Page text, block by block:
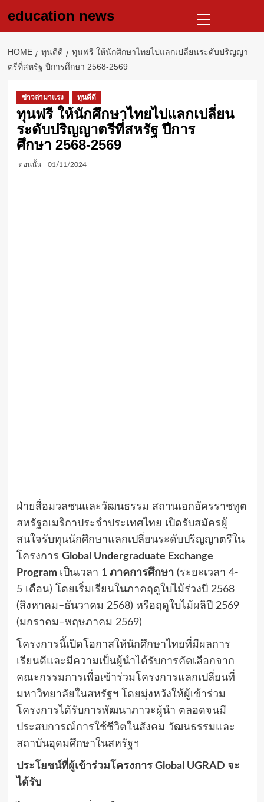
education news
Menu
HOME ทุนดีดี
ทุนฟรี ให้นักศึกษาไทยไปแลกเปลี่ยนระดับปริญญา
ตรีที่สหรัฐ ปีการศึกษา 2568-2569
ข่าวล่ามาแรง ทุนดีดี
ทุนฟรี ให้นักศึกษาไทยไปแลกเปลี่ยน
ระดับปริญญาตรีที่สหรัฐ ปีการ
ศึกษา 2568-2569
ตอนนั้น 01/11/2024
ฝ่ายสื่อมวลชนและวัฒนธรรม สถานเอกอัครราชทูต
สหรัฐอเมริกาประจำประเทศไทย เปิดรับสมัครผู้
สนใจรับทุนนักศึกษาแลกเปลี่ยนระดับปริญญาตรีใน
โครงการ Global Undergraduate Exchange
Program เป็นเวลา 1 ภาคการศึกษา(ระยะเวลา 4-
5 เดือน) โดยเริ่มเรียนในภาคฤดูใบไม้ร่วงปี 2568
(สิงหาคม–ธันวาคม 2568) หรือฤดูใบไม้ผลิปี 2569
(มกราคม–พฤษภาคม 2569)
โครงการนี้เปิดโอกาสให้นักศึกษาไทยที่มีผลการ
เรียนดีและมีความเป็นผู้นำได้รับการคัดเลือกจาก
คณะกรรมการเพื่อเข้าร่วมโครงการแลกเปลี่ยนที่
มหาวิทยาลัยในสหรัฐฯ โดยมุ่งหวังให้ผู้เข้าร่วม
โครงการได้รับการพัฒนาภาวะผู้นำ ตลอดจนมี
ประสบการณ์การใช้ชีวิตในสังคม วัฒนธรรมและ
สถาบันอุดมศึกษาในสหรัฐฯ
ประโยชน์ที่ผู้เข้าร่วมโครงการGlobal UGRAD จะ
ได้รับ